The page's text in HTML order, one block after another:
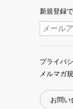
新規登録
プライバ
メルマガ
お問い